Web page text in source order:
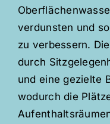
verdunsten und
zu verbessern.
durch
und eine gezielte
wodurch die